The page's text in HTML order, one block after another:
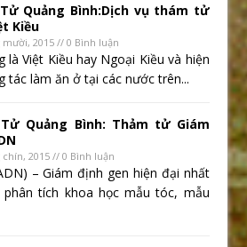
Quảng Bình:Dịch vụ thám tử
Kiều
mười, 2015 // 0 Bình luận
là Việt Kiều hay Ngoại Kiều và hiện
tác làm ăn ở tại các nước trên...
Quảng Bình: Thảm tử Giám
chín, 2015 // 0 Bình luận
– Giám định gen hiện đại nhất
phân tích khoa học mẫu tóc, mẫu